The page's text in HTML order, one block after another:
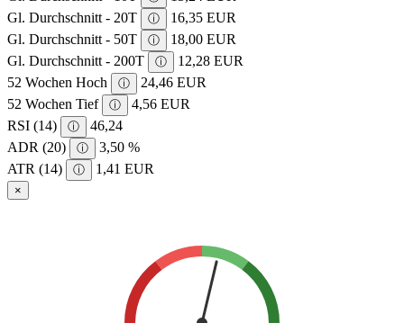
Gl. Durchschnitt - 20T
ⓘ
16,35 EUR
Gl. Durchschnitt - 50T
ⓘ
18,00 EUR
Gl. Durchschnitt - 200T
ⓘ
12,28 EUR
52 Wochen Hoch
ⓘ
24,46 EUR
52 Wochen Tief
ⓘ
4,56 EUR
RSI (14)
ⓘ
46,24
ADR (20)
ⓘ
3,50 %
ATR (14)
ⓘ 1,41 EUR
×